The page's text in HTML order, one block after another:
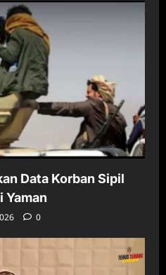
Data Korban Sipil
Yaman
0